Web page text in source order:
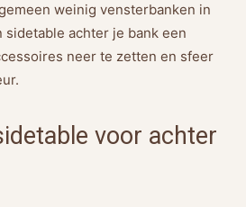
weinig vensterbanken in
sidetable achter je bank een
neer te zetten en sfeer
voor achter